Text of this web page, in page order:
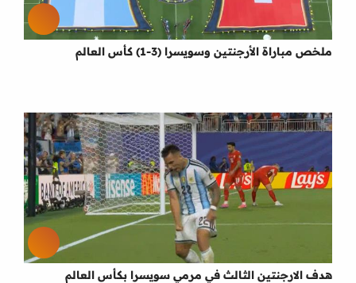
ملخص مباراة الأرجنتين وسويسرا (3-1) كأس العالم
هدف الارجنتين الثالث في مرمي سويسرا بكأس العالم